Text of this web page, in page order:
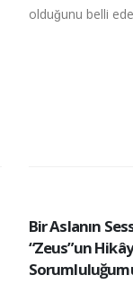
olduğunu belli
Bir Aslanın
“Zeus”un